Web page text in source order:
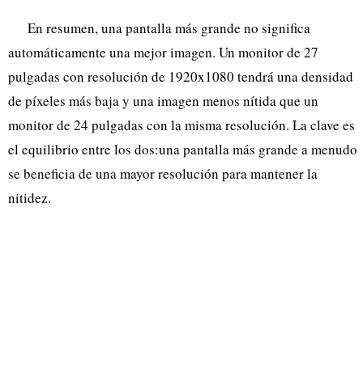
En resumen, una pantalla más grande no significa
automáticamente una mejor imagen. Un monitor de 27
pulgadas con resolución de 1920x1080 tendrá una densidad
de píxeles más baja y una imagen menos nítida que un
monitor de 24 pulgadas con la misma resolución. La clave es
el equilibrio entre los dos:una pantalla más grande a menudo
se beneficia de una mayor resolución para mantener la
nitidez.